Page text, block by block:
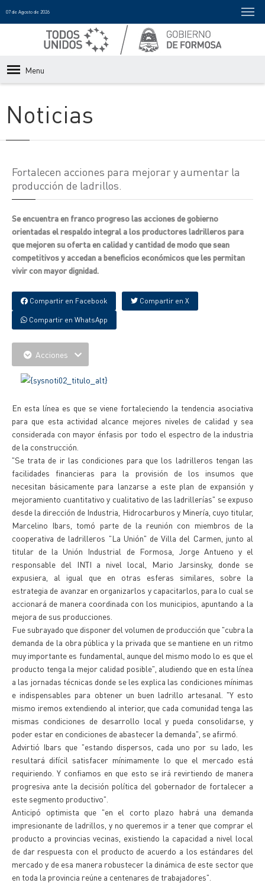
07 de Agosto de 2026
Menu
Noticias
Fortalecen acciones para mejorar y aumentar la
producción de ladrillos.
Se encuentra en franco progreso las acciones de gobierno
orientadas el respaldo integral a los productores ladrilleros para
que mejoren su oferta en calidad y cantidad de modo que sean
competitivos y accedan a beneficios económicos que les permitan
vivir con mayor dignidad.
Compartir en Facebook Compartir en X
Compartir en WhatsApp
Acciones
En esta línea es que se viene fortaleciendo la tendencia asociativa
para que esta actividad alcance mejores niveles de calidad y sea
considerada con mayor énfasis por todo el espectro de la industria
de la construcción.
"Se trata de ir las condiciones para que los ladrilleros tengan las
facilidades financieras para la provisión de los insumos que
necesitan básicamente para lanzarse a este plan de expansión y
mejoramiento cuantitativo y cualitativo de las ladrillerías" se expuso
desde la dirección de Industria, Hidrocarburos y Minería, cuyo titular,
Marcelino Ibars, tomó parte de la reunión con miembros de la
cooperativa de ladrilleros "La Unión" de Villa del Carmen, junto al
titular de la Unión Industrial de Formosa, Jorge Antueno y el
responsable del INTI a nivel local, Mario Jarsinsky, donde se
expusiera, al igual que en otras esferas similares, sobre la
estrategia de avanzar en organizarlos y capacitarlos, para lo cual se
accionará de manera coordinada con los municipios, apuntando a la
mejora de sus producciones.
Fue subrayado que disponer del volumen de producción que "cubra la
demanda de la obra pública y la privada que se mantiene en un ritmo
muy importante es fundamental, aunque del mismo modo lo es que el
producto tenga la mejor calidad posible", aludiendo que en esta línea
a las jornadas técnicas donde se les explica las condiciones mínimas
e indispensables para obtener un buen ladrillo artesanal. "Y esto
mismo iremos extendiendo al interior, que cada comunidad tenga las
mismas condiciones de desarrollo local y pueda consolidarse, y
poder estar en condiciones de abastecer la demanda", se afirmó.
Advirtió Ibars que "estando dispersos, cada uno por su lado, les
resultará difícil satisfacer mínimamente lo que el mercado está
requiriendo. Y confiamos en que esto se irá revirtiendo de manera
progresiva ante la decisión política del gobernador de fortalecer a
este segmento productivo".
Anticipó optimista que "en el corto plazo habrá una demanda
impresionante de ladrillos, y no queremos ir a tener que comprar el
producto a provincias vecinas, existiendo la capacidad a nivel local
de dar respuesta con el producto de acuerdo a los estándares del
mercado y de esa manera robustecer la dinámica de este sector que
en toda la provincia reúne a centenares de trabajadores".